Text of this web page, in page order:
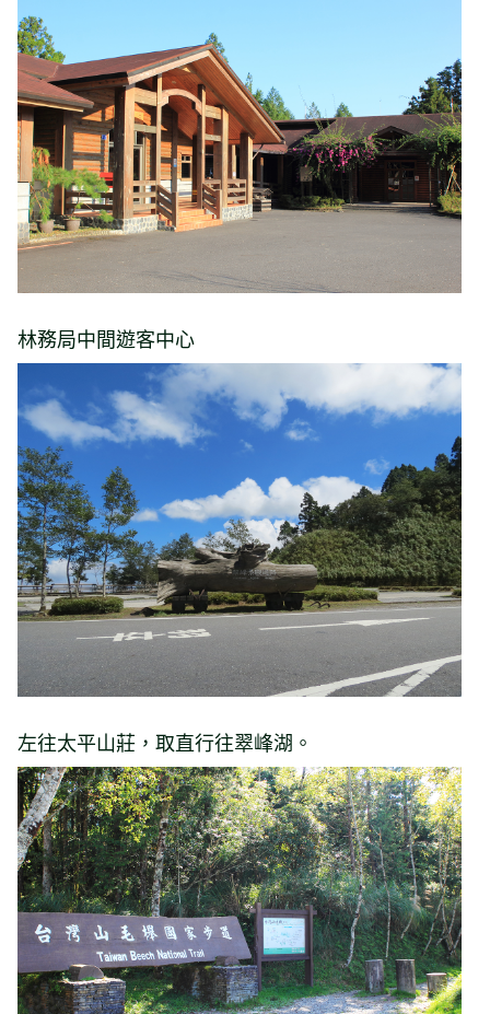
林務局中間遊客中心
左往太平山莊，取直行往翠峰湖。